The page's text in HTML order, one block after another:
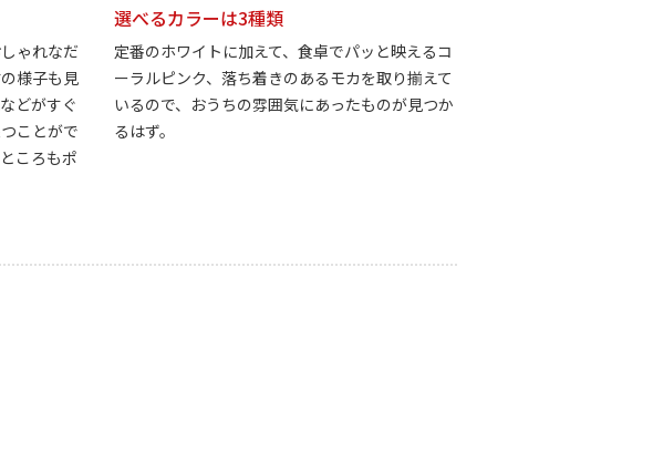
ゃれなだ
様子も見
どがすぐ
ことがで
ころもポ
選べるカラーは3種類
定番のホワイトに加えて、食卓でパッと映えるコ
ーラルピンク、落ち着きのあるモカを取り揃えて
いるので、おうちの雰囲気にあったものが見つか
るはず。